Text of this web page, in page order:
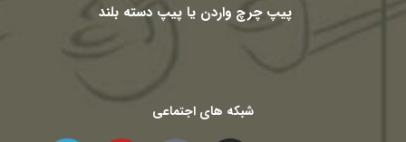
پیپ چرچ واردن یا پیپ دسته بلند
شبکه های اجتماعی